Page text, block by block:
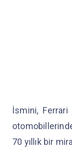
İsmini,
70 yıllık bir